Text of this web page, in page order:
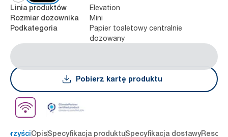
Linia produktów Elevation
Rozmiar dozownika Mini
Podkategoria
Papier toaletowy centralnie
dozowany
Pobierz kartę produktu
korzyściOpisSpecyfikacja produktuSpecyfikacja dostawy